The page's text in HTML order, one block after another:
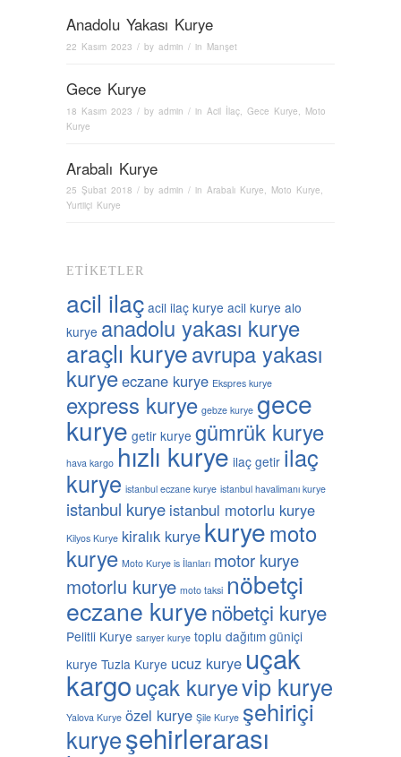
Anadolu Yakası Kurye
22 Kasım 2023 / by admin / in Manşet
Gece Kurye
18 Kasım 2023 / by admin / in Acil İlaç Gece Kurye
Moto
Kurye
Arabalı Kurye
25 Şubat 2018 / by admin / in Arabalı Kurye, Moto Kurye,
Yurtiiçi Kurye
ETIKETLER
acil ilaç acil ilaç kurye acil kurye alo
kurye anadolu yakası kurye
araçlı kuryeavrupa yakası
kuryeeczane kurye Ekspres kurye
express kurye gebze kurye gece
kurye getir kurye gümrük kurye
hava kargo hızlı kurye ilaç getir ilaç
kurye istanbul eczane kurye istanbul havalimanı kurye
istanbul kurye istanbul motorlu kurye
Kilyos Kurye kiralık kurye kuryemoto
kurye Moto Kurye is İlanları motor kurye
motorlu kurye moto taksi nöbetçi
eczane kuryenöbetçi kurye
Pelitli Kurye sarıyer kurye toplu dağıtım güniçi
kurye Tuzla Kurye ucuz kurye uçak
kargouçak kuryevip kurye
Yalova Kurye özel kurye Şile Kurye şehiriçi
kuryeşehirlerarası